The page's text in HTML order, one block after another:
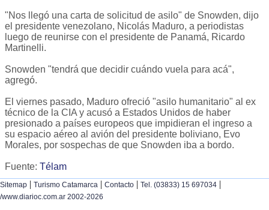
"Nos llegó una carta de solicitud de asilo" de Snowden, dijo
el presidente venezolano, Nicolás Maduro, a periodistas
luego de reunirse con el presidente de Panamá, Ricardo
Martinelli.
Snowden "tendrá que decidir cuándo vuela para acá",
agregó.
El viernes pasado, Maduro ofreció "asilo humanitario" al ex
técnico de la CIA y acusó a Estados Unidos de haber
presionado a países europeos que impidieran el ingreso a
su espacio aéreo al avión del presidente boliviano, Evo
Morales, por sospechas de que Snowden iba a bordo.
Fuente: Télam
Sitemap | Turismo Catamarca | Contacto | Tel. (03833) 15 697034 |
/www.diarioc.com.ar 2002-2026